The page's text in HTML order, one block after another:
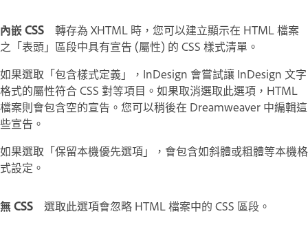
內嵌 CSS
轉存為 XHTML 時，您可以建立顯示在 HTML 檔案
之「表頭」區段中具有宣告 (屬性) 的 CSS 樣式清單。
如果選取「包含樣式定義」，InDesign 會嘗試讓 InDesign 文字
格式的屬性符合 CSS 對等項目。如果取消選取此選項，HTML
檔案則會包含空的宣告。您可以稍後在 Dreamweaver 中編輯這
些宣告。
如果選取「保留本機優先選項」，會包含如斜體或粗體等本機格
式設定。
無 CSS 選取此選項會忽略 HTML 檔案中的 CSS 區段。